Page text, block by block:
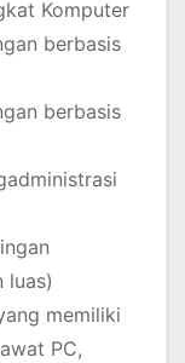
Komputer
berbasis
berbasis
luas)
memiliki
PC,